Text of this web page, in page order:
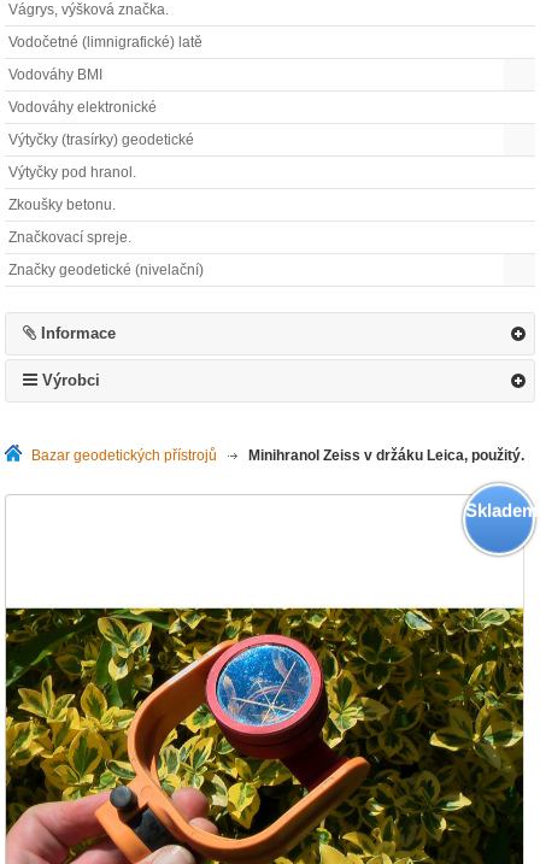
Vágrys, výšková značka.
Vodočetné (limnigrafické) latě
Vodováhy BMI
Vodováhy elektronické
Výtyčky (trasírky) geodetické
Výtyčky pod hranol.
Zkoušky betonu.
Značkovací spreje.
Značky geodetické (nivelační)
Informace
Výrobci
Bazar geodetických přístrojů >Minihranol Zeiss v držáku Leica, použitý.
Skladem